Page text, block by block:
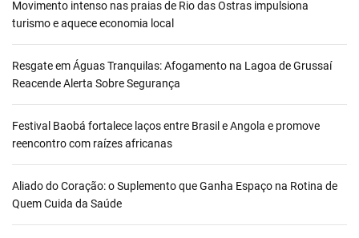
Movimento intenso nas praias de Rio das Ostras impulsiona
turismo e aquece economia local
Resgate em Águas Tranquilas: Afogamento na Lagoa de Grussaí
Reacende Alerta Sobre Segurança
Festival Baobá fortalece laços entre Brasil e Angola e promove
reencontro com raízes africanas
Aliado do Coração: o Suplemento que Ganha Espaço na Rotina de
Quem Cuida da Saúde